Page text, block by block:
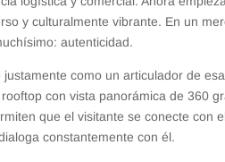
y culturalmente vibrante. En un
autenticidad.
como un articulador de
con vista panorámica de 360
que el visitante se conecte con
constantemente con él.